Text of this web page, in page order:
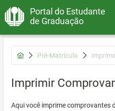
Portal do Estudante
de Graduação
Pré-Matrícula
Imprimir
Aqui você imprime comprovantes